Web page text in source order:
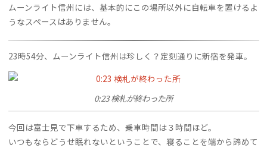
ムーンライト信州には、基本的にこの場所以外に自転車を置けるよ
うなスペースはありません。
23時54分、ムーンライト信州は珍しく？定刻通りに新宿を発車。
0:23 検札が終わった所
今回は富士見で下車するため、乗車時間は３時間ほど。
いつもならどうせ眠れないということで、寝ることを端から諦めて